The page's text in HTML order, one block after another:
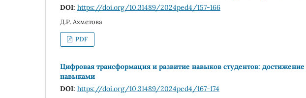
DOI: https://doi.org/10.31489/2024ped4/157-166
Д.Р. Ахметова
PDF
Цифровая трансформация и развитие навыков студентов:
навыками
DOI: https://doi.org/10.31489/2024ped4/167-174